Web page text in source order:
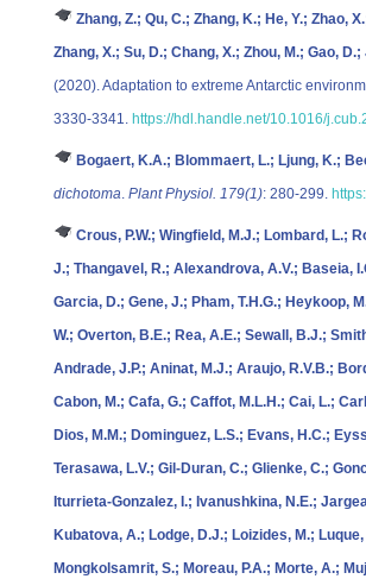
Zhang, Z.; Qu, C.; Zhang, K.; He, Y.; Zhao,
Zhang, X.; Su, D.; Chang, X.; Zhou, M.; Gao,
(2020). Adaptation to extreme Antarctic
3330-3341. https://hdl.handle.net/10.1016/
Bogaert, K.A.; Blommaert, L.; Ljung, K.;
dichotoma. Plant Physiol. 179(1): 280-299.
Crous, P.W.; Wingfield, M.J.; Lombard, L.;
J.; Thangavel, R.; Alexandrova, A.V.; Baseia,
Garcia, D.; Gene, J.; Pham, T.H.G.; Heykoop,
W.; Overton, B.E.; Rea, A.E.; Sewall, B.J.;
Andrade, J.P.; Aninat, M.J.; Araujo, R.V.B.;
Cabon, M.; Cafa, G.; Caffot, M.L.H.; Cai, L.;
Dios, M.M.; Dominguez, L.S.; Evans, H.C.;
Terasawa, L.V.; Gil-Duran, C.; Glienke, C.;
Iturrieta-Gonzalez, I.; Ivanushkina, N.E.;
Kubatova, A.; Lodge, D.J.; Loizides, M.;
Mongkolsamrit, S.; Moreau, P.A.; Morte, A.;